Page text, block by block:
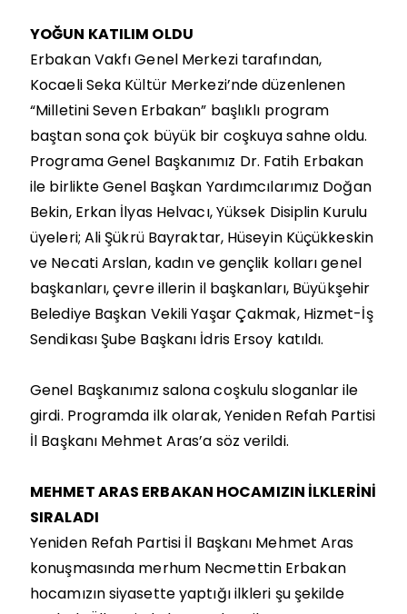
YOĞUN KATILIM OLDU
Erbakan Vakfı Genel Merkezi tarafından,
Kocaeli Seka Kültür Merkezi’nde düzenlenen
“Milletini Seven Erbakan” başlıklı program
baştan sona çok büyük bir coşkuya sahne oldu.
Programa Genel Başkanımız Dr. Fatih Erbakan
ile birlikte Genel Başkan Yardımcılarımız Doğan
Bekin, Erkan İlyas Helvacı, Yüksek Disiplin Kurulu
üyeleri; Ali Şükrü Bayraktar, Hüseyin Küçükkeskin
ve Necati Arslan, kadın ve gençlik kolları genel
başkanları, çevre illerin il başkanları, Büyükşehir
Belediye Başkan Vekili Yaşar Çakmak, Hizmet-İş
Sendikası Şube Başkanı İdris Ersoy katıldı.
Genel Başkanımız salona coşkulu sloganlar ile
girdi. Programda ilk olarak, Yeniden Refah Partisi
İl Başkanı Mehmet Aras’a söz verildi.
MEHMET ARAS ERBAKAN HOCAMIZIN İLKLERİNİ
SIRALADI
Yeniden Refah Partisi İl Başkanı Mehmet Aras
konuşmasında merhum Necmettin Erbakan
hocamızın siyasette yaptığı ilkleri şu şekilde